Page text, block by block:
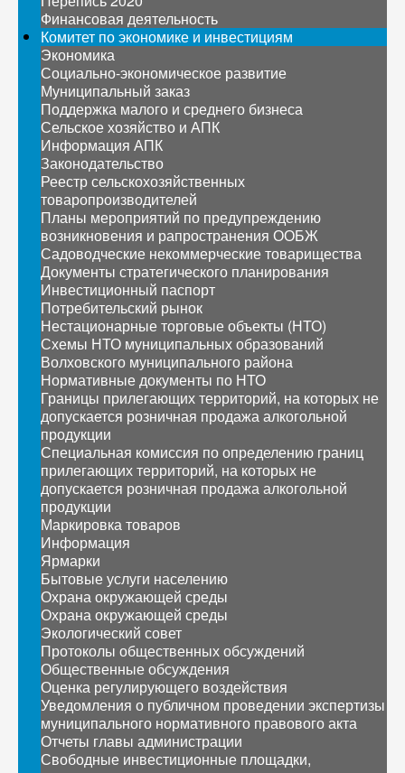
Финансовая деятельность
Комитет по экономике и инвестициям
Экономика
Социально-экономическое развитие
Муниципальный заказ
Поддержка малого и среднего бизнеса
Сельское хозяйство и АПК
Информация АПК
Законодательство
Реестр сельскохозяйственных
товаропроизводителей
Планы мероприятий по предупреждению
возникновения и рапространения ООБЖ
Садоводческие некоммерческие товарищества
Документы стратегического планирования
Инвестиционный паспорт
Потребительский рынок
Нестационарные торговые объекты (НТО)
Схемы НТО муниципальных образований
Волховского муниципального района
Нормативные документы по НТО
Границы прилегающих территорий, на которых не
допускается розничная продажа алкогольной
продукции
Специальная комиссия по определению границ
прилегающих территорий, на которых не
допускается розничная продажа алкогольной
продукции
Маркировка товаров
Информация
Ярмарки
Бытовые услуги населению
Охрана окружающей среды
Охрана окружающей среды
Экологический совет
Протоколы общественных обсуждений
Общественные обсуждения
Оценка регулирующего воздействия
Уведомления о публичном проведении экспертизы
муниципального нормативного правового акта
Отчеты главы администрации
Свободные инвестиционные площадки,